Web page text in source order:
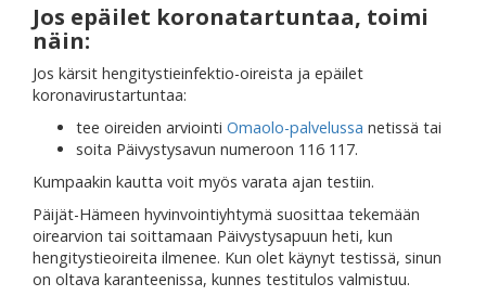
Jos epäilet koronatartuntaa, toimi
näin:
Jos kärsit hengitystieinfektio-oireista ja epäilet
koronavirustartuntaa:
tee oireiden arviointi Omaolo-palvelussa netissä tai
soita Päivystysavun numeroon 116 117.
Kumpaakin kautta voit myös varata ajan testiin.
Päijät-Hämeen hyvinvointiyhtymä suosittaa tekemään
oirearvion tai soittamaan Päivystysapuun heti, kun
hengitystieoireita ilmenee. Kun olet käynyt testissä, sinun
on oltava karanteenissa, kunnes testitulos valmistuu.